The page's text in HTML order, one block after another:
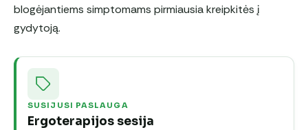
blogėjantiems simptomams pirmiausia kreipkitės į
gydytoją.
SUSIJUSI PASLAUGA
Ergoterapijos sesija